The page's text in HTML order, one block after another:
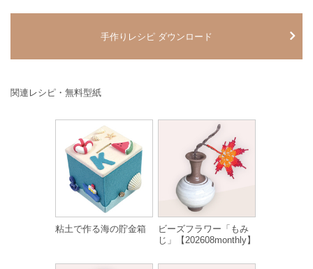
手作りレシピ ダウンロード
関連レシピ・無料型紙
粘土で作る海の貯金箱
ビーズフラワー「もみ
じ」【202608monthly】